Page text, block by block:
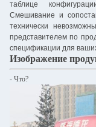
таблице
Смешивание и
технически
представителем по
спецификации для
Изображение
- Что?